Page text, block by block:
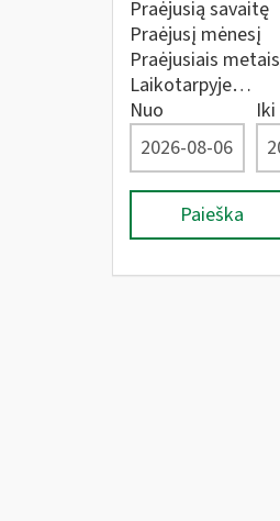
Praėjusią savaitę
Praėjusį mėnesį
Praėjusiais metais
Laikotarpyje…
Nuo
Iki
Paieška